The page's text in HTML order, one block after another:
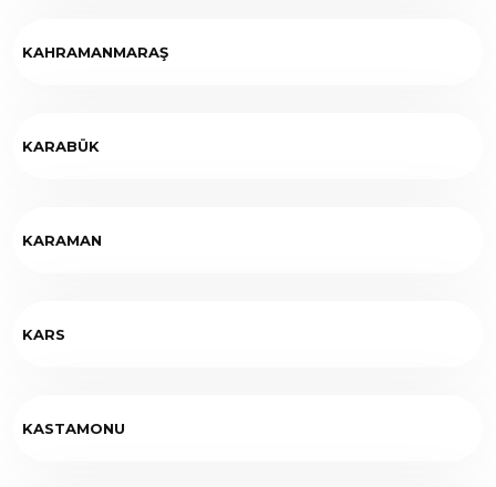
KAHRAMANMARAŞ
KARABÜK
KARAMAN
KARS
KASTAMONU